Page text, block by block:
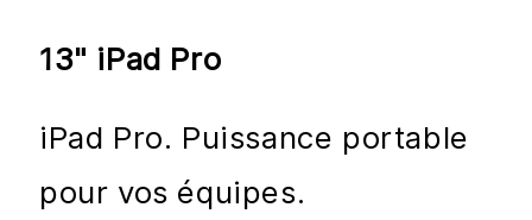
13" iPad Pro
iPad Pro. Puissance portable
pour vos équipes.